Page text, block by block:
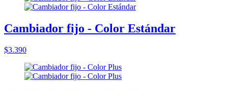
Cambiador fijo - Color Estándar
$3.390